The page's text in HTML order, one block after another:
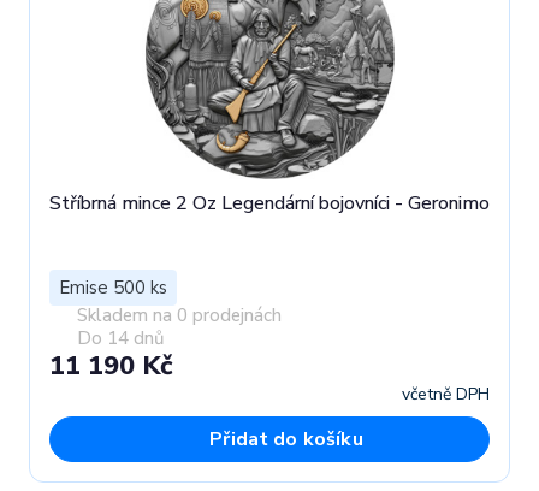
Stříbrná mince 2 Oz Legendární bojovníci - Geronimo
Emise 500 ks
Skladem na 0 prodejnách
Do 14 dnů
11 190 Kč
včetně DPH
Přidat do košíku